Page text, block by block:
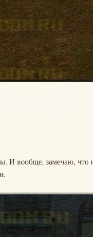
И вообще, замечаю, что